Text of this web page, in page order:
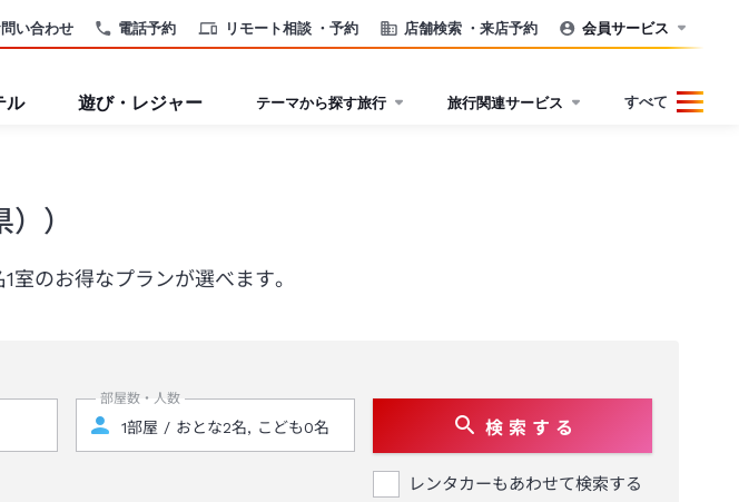
電話予約 リモート相談 ・予約 店舗検索 ・来店予約
い合わせ 会員サービス
ル 遊び・レジャー テーマから探す旅行 旅行関連サービス すべて
）
のお得なプランが選べます。
部屋数・人数
検 索 す る
レンタカーもあわせて検索する